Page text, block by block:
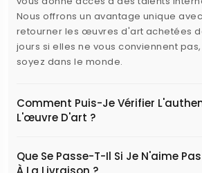
Nous offrons un avantage unique
retourner les œuvres d'art achetées
jours si elles ne vous conviennent
soyez dans le monde.
Comment Puis-Je Vérifier
L'œuvre D'art ?
Que Se Passe-T-Il Si Je N'aime